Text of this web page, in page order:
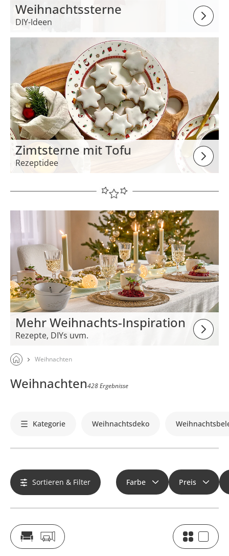
Weihnachtssterne
DIY-Ideen
Zimtsterne mit Tofu
Rezeptidee
Mehr Weihnachts-Inspiration
Rezepte, DIYs uvm.
Weihnachten
Weihnachten428 Ergebnisse
Kategorie Weihnachtsdeko
Sortieren & Filter Farbe Preis